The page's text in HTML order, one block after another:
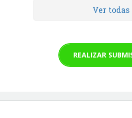
Ver todas
REALIZAR